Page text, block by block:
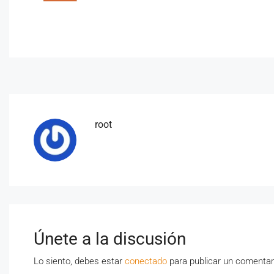
root
Únete a la discusión
Lo siento, debes estar conectado para publicar un